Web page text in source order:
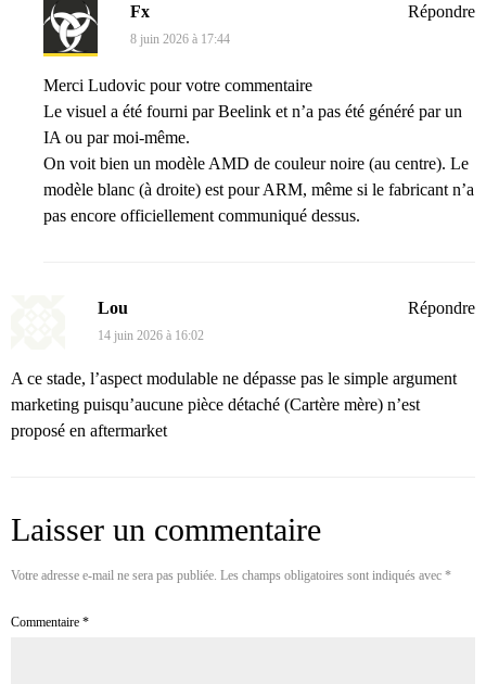
Fx
8 juin 2026 à 17:44
Merci Ludovic pour votre commentaire
Le visuel a été fourni par Beelink et n’a pas été généré par un
IA ou par moi-même.
On voit bien un modèle AMD de couleur noire (au centre). Le
modèle blanc (à droite) est pour ARM, même si le fabricant n’a
pas encore officiellement communiqué dessus.
Répondre
Lou
14 juin 2026 à 16:02
A ce stade, l’aspect modulable ne dépasse pas le simple argument
marketing puisqu’aucune pièce détaché (Cartère mère) n’est
proposé en aftermarket
Répondre
Laisser un commentaire
Votre adresse e-mail ne sera pas publiée. Les champs obligatoires sont indiqués avec *
Commentaire *